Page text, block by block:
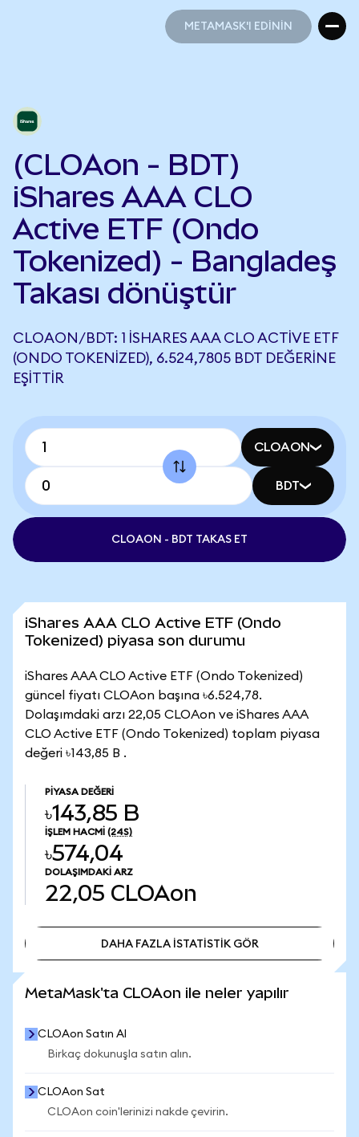
METAMASK'I EDİNİN
(CLOAon - BDT)
iShares AAA CLO
Active ETF (Ondo
Tokenized) - Bangladeş
Takası dönüştür
CLOAON/BDT: 1 ISHARES AAA CLO ACTIVE ETF
(ONDO TOKENIZED), 6.524,7805 BDT DEĞERINE
EŞITTIR
CLOAON
BDT
CLOAON - BDT TAKAS ET
iShares AAA CLO Active ETF (Ondo
Tokenized) piyasa son durumu
iShares AAA CLO Active ETF (Ondo Tokenized)
güncel fiyatı CLOAon başına ৳6.524,78.
Dolaşımdaki arzı 22,05 CLOAon ve iShares AAA
CLO Active ETF (Ondo Tokenized) toplam piyasa
değeri ৳143,85 B .
PIYASA DEĞERI
৳143,85 B
İŞLEM HACMI (24S)
৳574,04
DOLAŞIMDAKI ARZ
22,05 CLOAon
DAHA FAZLA İSTATİSTİK GÖR
MetaMask'ta CLOAon ile neler yapılır
CLOAon Satın Al
Birkaç dokunuşla satın alın.
CLOAon Sat
CLOAon coin'lerinizi nakde çevirin.